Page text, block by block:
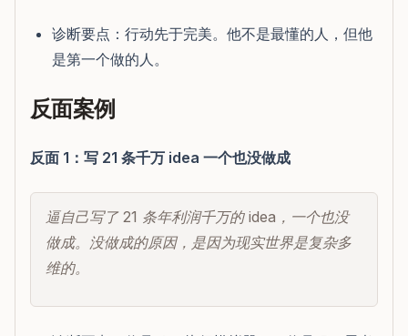
诊断要点：行动先于完美。他不是最懂的人，但他
是第一个做的人。
反面案例
反面 1：写 21 条千万 idea 一个也没做成
逼自己写了 21 条年利润千万的 idea，一个也没
做成。没做成的原因，是因为现实世界是复杂多
维的。